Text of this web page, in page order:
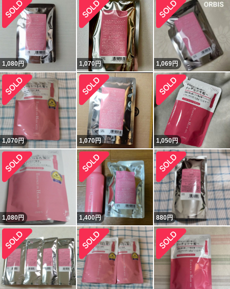
1,080円 1,070円 1,069円
1,070円 1,070円 1,050円
1,080円 1,400円 880円